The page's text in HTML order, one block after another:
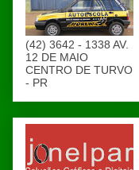
(42) 3642 - 1338 AV.
12 DE MAIO
CENTRO DE TURVO
- PR